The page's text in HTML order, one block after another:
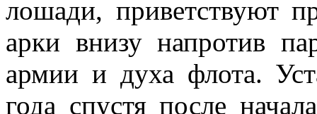
лошади, приветствуют
арки внизу напротив
армии и духа флота.
года спустя после